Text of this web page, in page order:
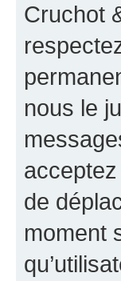
Cruchot
nous le
de
moment